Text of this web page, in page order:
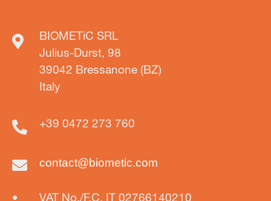
BIOMETiC SRL
Julius-Durst, 98
39042 Bressanone (BZ)
Italy
+39 0472 273 760
contact@biometic.com